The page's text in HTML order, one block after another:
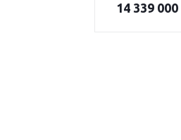
14 339 000